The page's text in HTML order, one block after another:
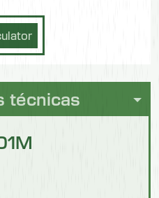
técnicas